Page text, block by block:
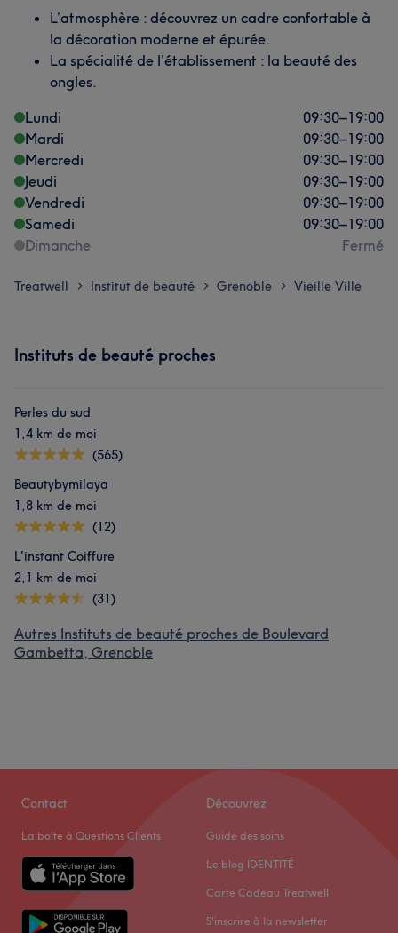
L’atmosphère : découvrez un cadre confortable à
la décoration moderne et épurée.
La spécialité de l’établissement : la beauté des
ongles.
Lundi
09:30–19:00
Mardi
09:30–19:00
Mercredi
09:30–19:00
Jeudi
09:30–19:00
Vendredi
09:30–19:00
Samedi
09:30–19:00
Dimanche
Fermé
Treatwell > Institut de beauté > Grenoble > Vieille Ville
Instituts de beauté proches
Perles du sud
1,4 km de moi
(565)
Beautybymilaya
1,8 km de moi
(12)
L'instant Coiffure
2,1 km de moi
(31)
Autres Instituts de beauté proches de Boulevard
Gambetta, Grenoble
Contact
La boîte à Questions Clients
Découvrez
Guide des soins
Le blog IDENTITÉ
Carte Cadeau Treatwell
S'inscrire à la newsletter